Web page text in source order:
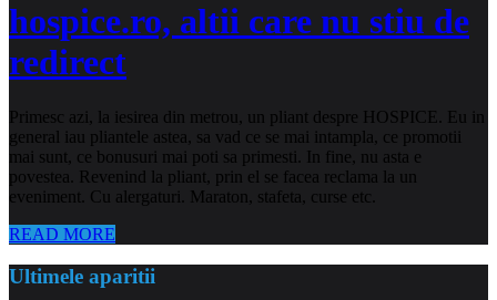
hospice.ro, altii care nu stiu de
redirect
Primesc azi, la iesirea din metrou, un pliant despre HOSPICE. Eu in
general iau pliantele astea, sa vad ce se mai intampla, ce promotii
mai sunt, ce bonusuri mai poti sa primesti. In fine, nu asta e
povestea. Revenind la pliant, prin el se facea reclama la un
eveniment. Cu alergaturi. Maraton, stafeta, curse etc.
READ MORE
Ultimele aparitii